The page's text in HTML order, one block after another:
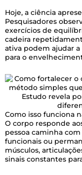
Hoje, a ciência
Pesquisadores
exercícios de
cadeira
ativa podem ajudar
para o
Estudo revela
Como isso funciona
O corpo responde
pessoa caminha
funcionais ou
músculos,
sinais constantes